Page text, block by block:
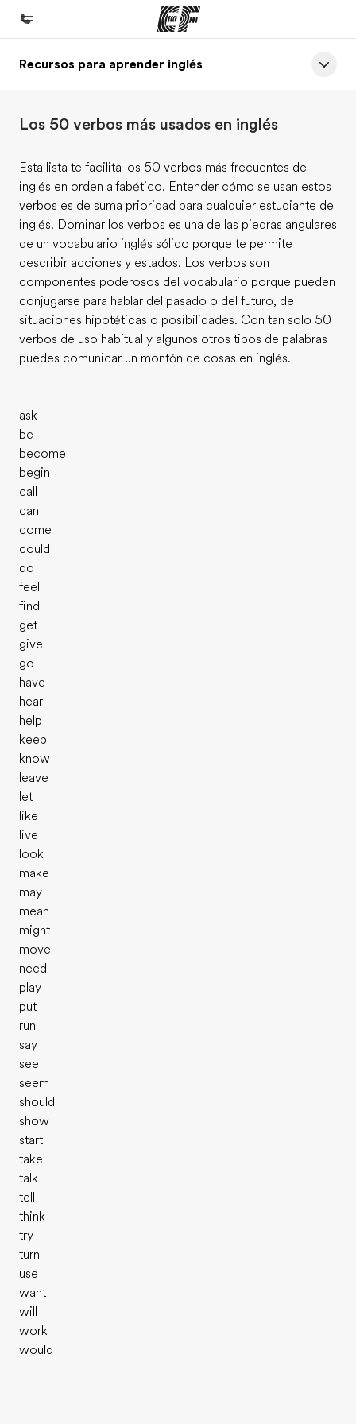
Inicio
Programas
Oficinas
Sobre nosotros
Trabajos
Únete al equipo
Recursos para aprender inglés
Los 50 verbos más usados en inglés
Esta lista te facilita los 50 verbos más frecuentes del
inglés en orden alfabético. Entender cómo se usan estos
verbos es de suma prioridad para cualquier estudiante de
inglés. Dominar los verbos es una de las piedras angulares
de un vocabulario inglés sólido porque te permite
describir acciones y estados. Los verbos son
componentes poderosos del vocabulario porque pueden
conjugarse para hablar del pasado o del futuro, de
situaciones hipotéticas o posibilidades. Con tan solo 50
verbos de uso habitual y algunos otros tipos de palabras
puedes comunicar un montón de cosas en inglés.
ask
be
become
begin
call
can
come
could
do
feel
find
get
give
go
have
hear
help
keep
know
leave
let
like
live
look
make
may
mean
might
move
need
play
put
run
say
see
seem
should
show
start
take
talk
tell
think
try
turn
use
want
will
work
would